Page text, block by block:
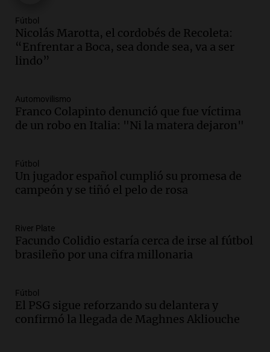
en ludopatía: “Tener el casino en la
mano es muy peligroso”
La Argentina, hoy
Episodios
sobre los parques educativos
Amamos Argentina
Episodios
traerá más lluvias y eventos extremos
durante la primavera
Informados al regreso
restablecer el servicio de electricidad
tras fuertes vientos
Panorama Federal
Audio.
los empresarios del país cree que la
economía mejorará el próximo año
Fútbol
Nicolás Marotta, el cordobés de Recoleta:
“Enfrentar a Boca, sea donde sea, va a ser
lindo”
Automovilismo
Franco Colapinto denunció que fue víctima
de un robo en Italia: "Ni la matera dejaron"
Fútbol
Un jugador español cumplió su promesa de
campeón y se tiñó el pelo de rosa
River Plate
Facundo Colidio estaría cerca de irse al fútbol
brasileño por una cifra millonaria
Fútbol
El PSG sigue reforzando su delantera y
confirmó la llegada de Maghnes Akliouche